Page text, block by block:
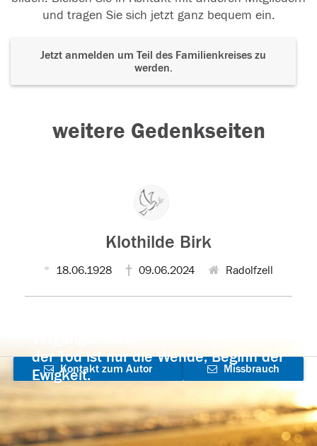
und tragen Sie sich jetzt ganz bequem ein.
Jetzt anmelden um Teil des Familienkreises zu
werden.
weitere Gedenkseiten
Klothilde Birk
18.06.1928 09.06.2024 Radolfzell
der Tod ist nur die Wende, Beginn der
Ewigkeit.
Kontakt zum Autor
aufnehmen
Missbrauch